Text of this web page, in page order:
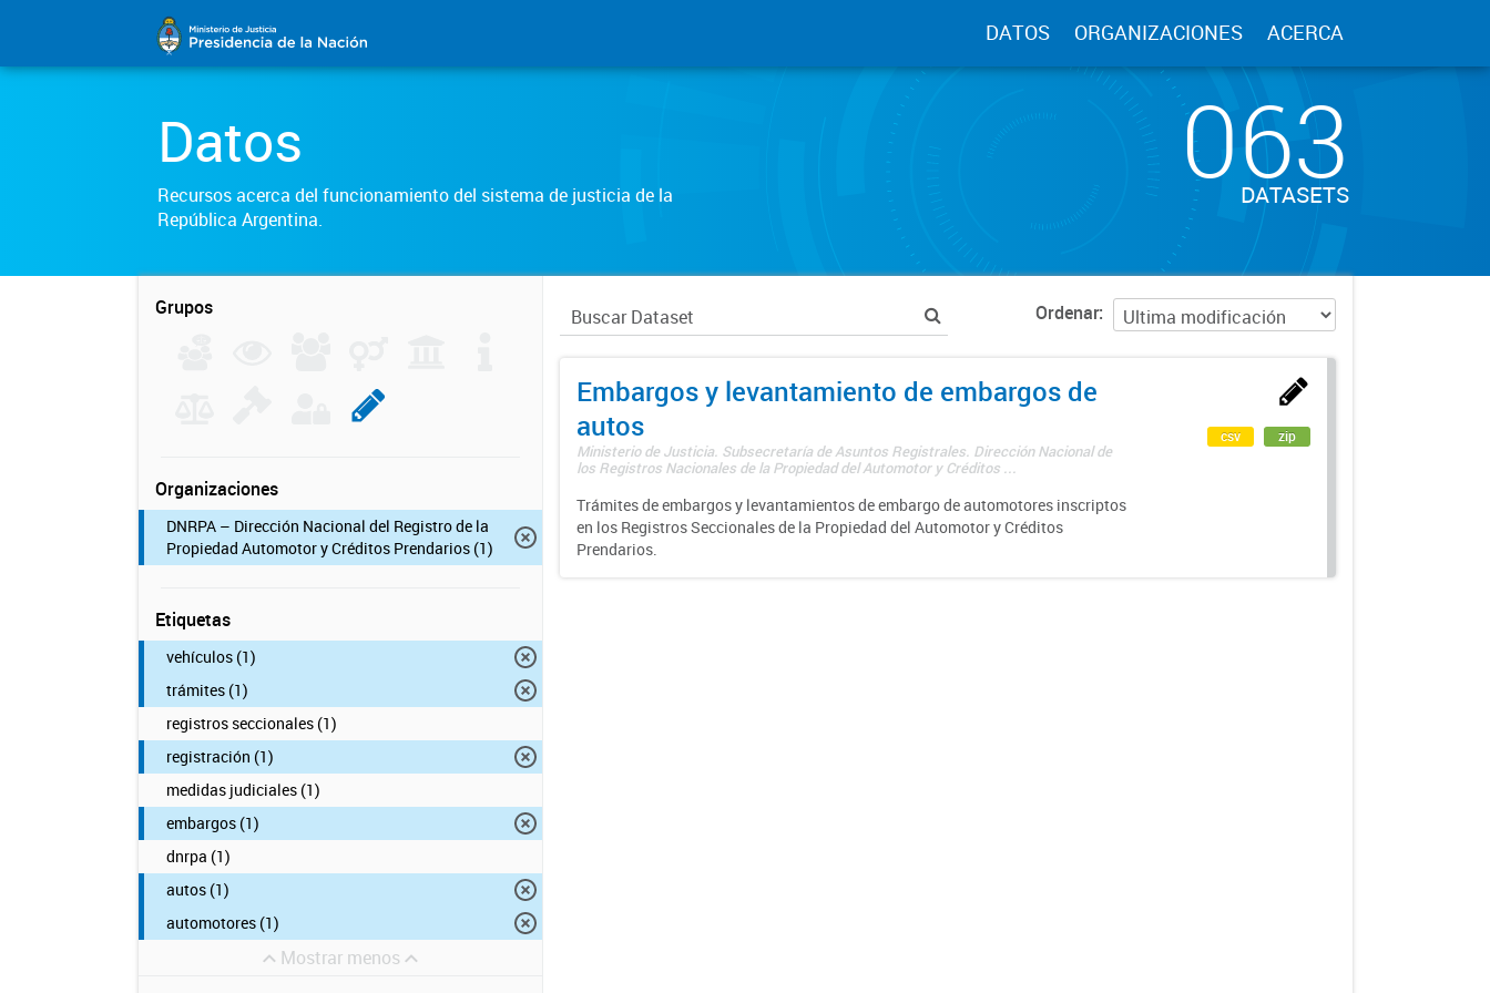
DATOS ORGANIZACIONES ACERCA
Datos
Recursos acerca del funcionamiento del sistema de justicia de la
República Argentina.
063
DATASETS
Grupos
Organizaciones
DNRPA – Dirección Nacional del Registro de la
Propiedad Automotor y Créditos Prendarios (1)
Etiquetas
vehículos (1)
trámites (1)
registros seccionales (1)
registración (1)
medidas judiciales (1)
embargos (1)
dnrpa (1)
autos (1)
automotores (1)
Mostrar menos
Ordenar
Embargos y levantamiento de embargos de
autos
Ministerio de Justicia. Subsecretaría de Asuntos Registrales. Dirección Nacional de
los Registros Nacionales de la Propiedad del Automotor y Créditos ...
Trámites de embargos y levantamientos de embargo de automotores inscriptos
en los Registros Seccionales de la Propiedad del Automotor y Créditos
Prendarios.
csv zip